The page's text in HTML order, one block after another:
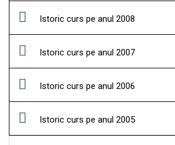
Istoric curs pe anul 2008
Istoric curs pe anul 2007
Istoric curs pe anul 2006
Istoric curs pe anul 2005